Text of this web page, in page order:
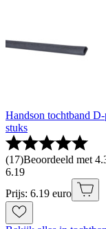
Handson tochtband
stuks
(17)Beoordeeld met
6.19
Prijs: 6.19 euro